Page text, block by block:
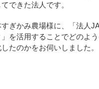
できた法人です。
ぎかみ農場様に、「法人
を活用することでどのよ
たのかをお伺いしました。